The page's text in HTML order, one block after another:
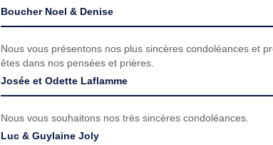
Boucher Noel & Denise
Nous vous présentons nos plus sincères condoléances et
êtes dans nos pensées et prières.
Josée et Odette Laflamme
Nous vous souhaitons nos très sincères condoléances.
Luc & Guylaine Joly